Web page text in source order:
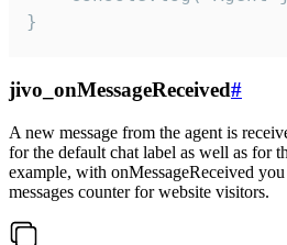
}
jivo_onMessageReceived#
A new message from the agent is
for the default chat label as well as for
example, with onMessageReceived
messages counter for website visitors.